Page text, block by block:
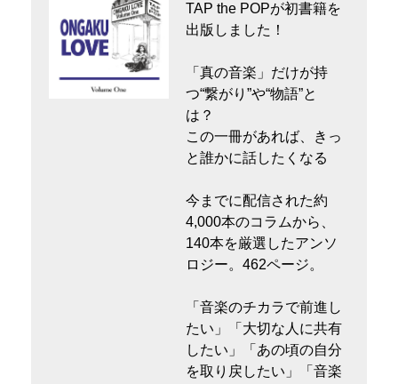
TAP the POPが初書籍を
出版しました！
「真の音楽」だけが持
つ“繋がり”や“物語”と
は？
この一冊があれば、きっ
と誰かに話したくなる
今までに配信された約
4,000本のコラムから、
140本を厳選したアンソ
ロジー。462ページ。
「音楽のチカラで前進し
たい」「大切な人に共有
したい」「あの頃の自分
を取り戻したい」「音楽